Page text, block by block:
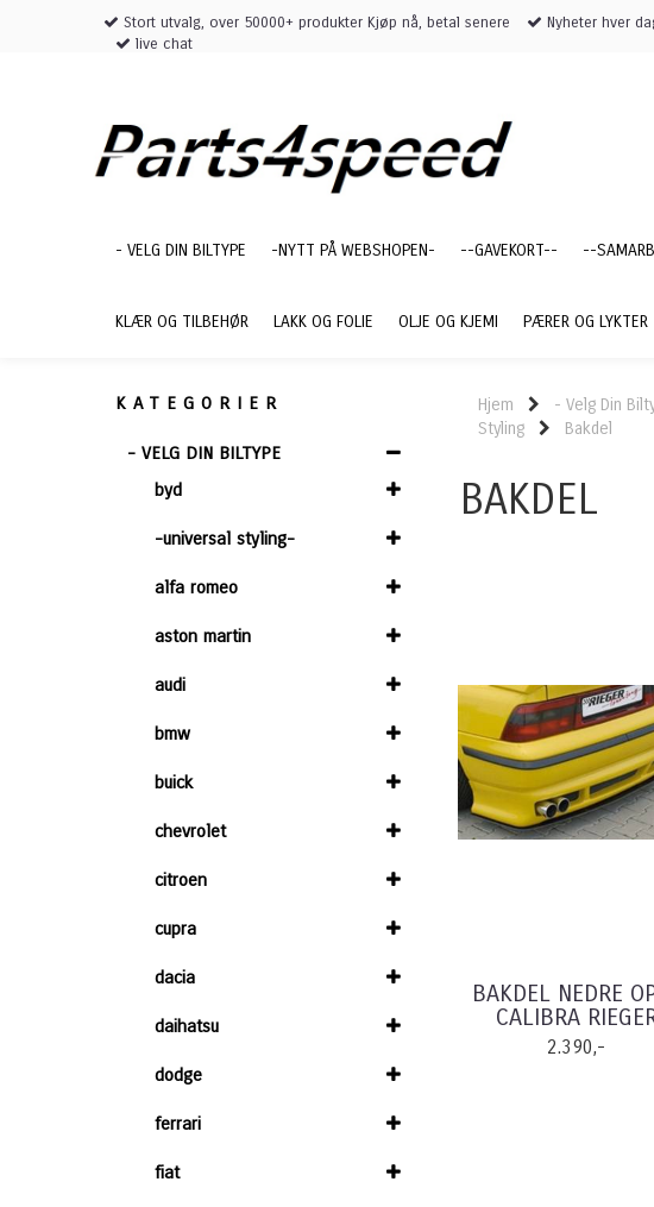
Stort utvalg, over 50000+ produkter Kjøp nå, betal senere
Nyheter hver
live chat
- VELG DIN BILTYPE -NYTT PÅ WEBSHOPEN- --GAVEKORT-- --
KLÆR OG TILBEHØR LAKK OG FOLIE OLJE OG KJEMI PÆRER OG LYKTER
KATEGORIER
- VELG DIN BILTYPE
byd
-universal styling-
alfa romeo
aston martin
audi
bmw
buick
chevrolet
citroen
cupra
dacia
daihatsu
dodge
ferrari
fiat
Hjem - Velg Din
Styling
Bakdel
BAKDEL
BAKDEL NEDRE
CALIBRA
2.390,-